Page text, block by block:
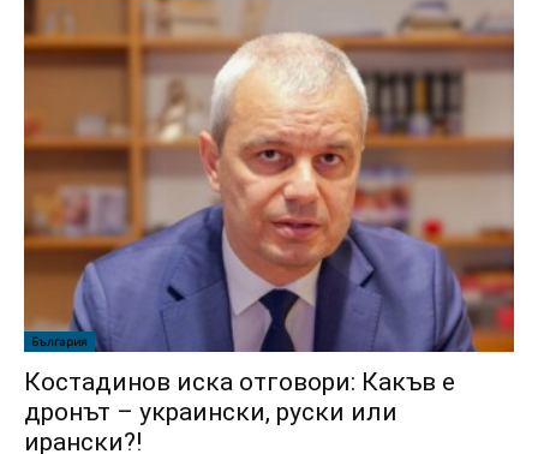
България
Костадинов иска отговори: Какъв е
дронът – украински, руски или
ирански?!